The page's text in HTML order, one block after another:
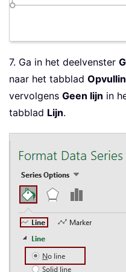
7. Ga in het deelvenster
naar het tabblad
vervolgens Geen lijn in
tabblad Lijn.